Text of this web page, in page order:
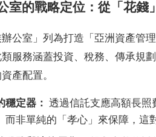
室的戰略定位：從「花錢
公室」列為打造「亞洲資產管
服務涵蓋投資、稅務、傳承規
產配置。
穩定器： 透過信託支應高額長照
而非單純的「孝心」來保障，這